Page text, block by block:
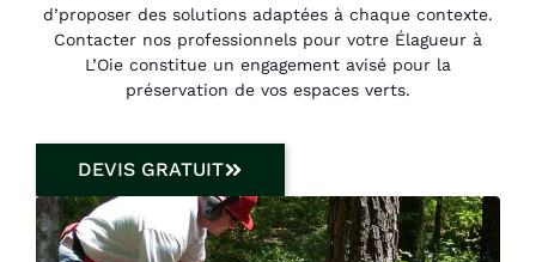
d’proposer des solutions adaptées à chaque contexte.
Contacter nos professionnels pour votre Élagueur à
L’Oie constitue un engagement avisé pour la
préservation de vos espaces verts.
DEVIS GRATUIT